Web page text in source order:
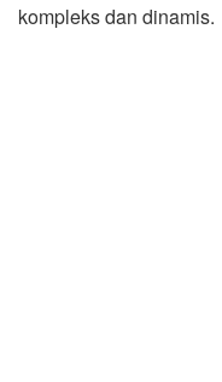
kompleks dan dinamis.